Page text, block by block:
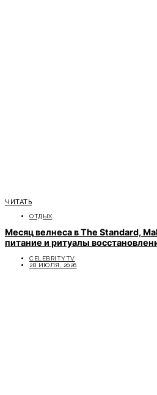
ЧИТАТЬ
ОТДЫХ
Месяц велнеса в The Standard,
питание и ритуалы
CELEBRITYTV
28 ИЮЛЯ, 2026